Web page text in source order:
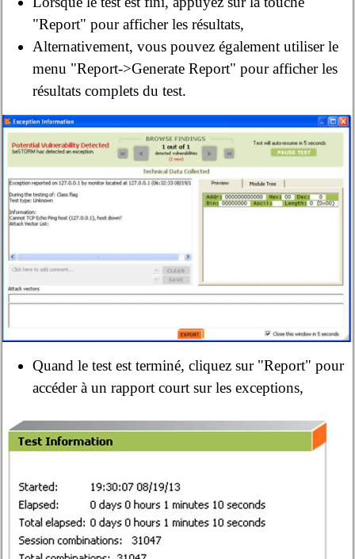
"Report" pour afficher les résultats,
Alternativement, vous pouvez également utiliser le
menu "Report->Generate Report" pour afficher les
résultats complets du test.
Quand le test est terminé, cliquez sur "Report" pour
accéder à un rapport court sur les exceptions,